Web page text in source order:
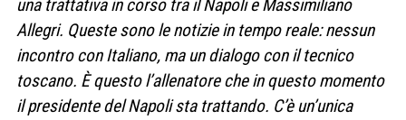
una trattativa in corso tra il Napoli e Massimiliano
Allegri. Queste sono le notizie in tempo reale: nessun
incontro con Italiano, ma un dialogo con il tecnico
toscano. È questo l’allenatore che in questo momento
il presidente del Napoli sta trattando. C’è un’unica